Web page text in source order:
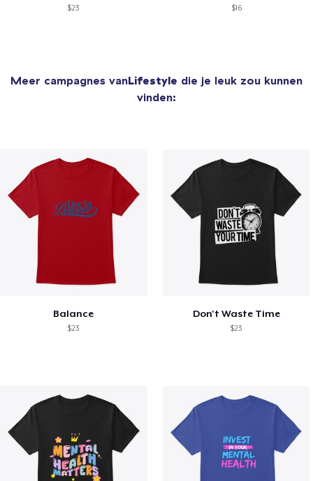
$23 $16
Meer campagnes vanLifestyle die je leuk zou kunnen
vinden:
Balance
$23
Don't Waste Time
$23